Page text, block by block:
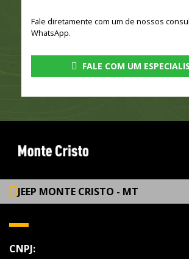
Fale diretamente com um de nossos
WhatsApp.
FALE COM UM
JEEP MONTE CRISTO - MT
CNPJ: